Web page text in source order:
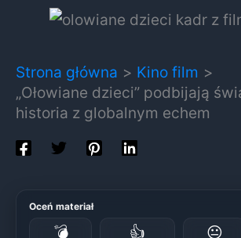
Strona główna
Kino film
„Ołowiane dzieci” podbijają
historia z globalnym echem
Oceń materiał
💣 👍 😐